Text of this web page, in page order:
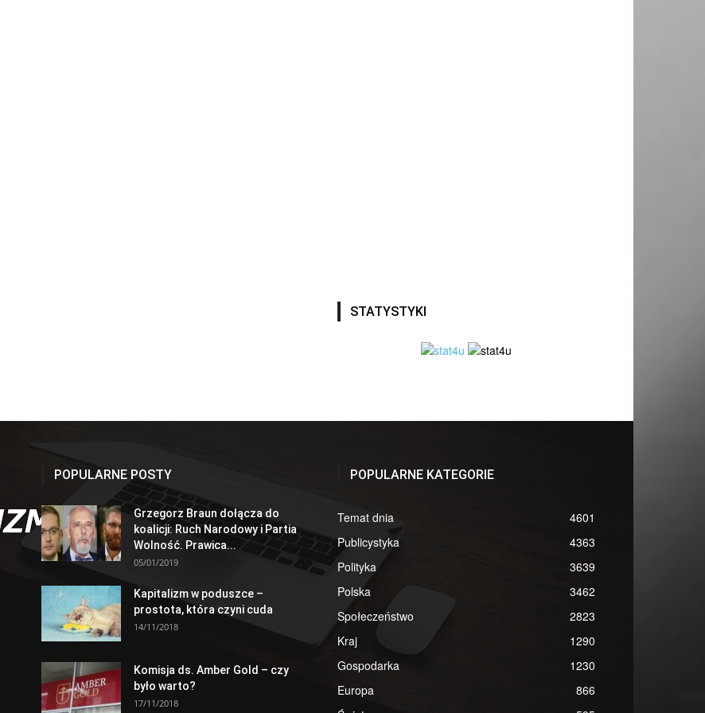
STATYSTYKI
POPULARNE POSTY
Grzegorz Braun dołącza do
koalicji: Ruch Narodowy i Partia
Wolność. Prawica...
05/01/2019
Kapitalizm w poduszce –
prostota, która czyni cuda
14/11/2018
Komisja ds. Amber Gold – czy
było warto?
17/11/2018
POPULARNE KATEGORIE
Temat dnia
4601
Publicystyka
4363
Polityka
3639
Polska
3462
Społeczeństwo
2823
Kraj
1290
Gospodarka
1230
Europa
866